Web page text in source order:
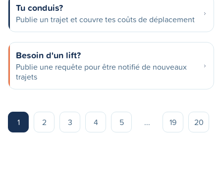
Tu conduis?
Publie un trajet et couvre tes coûts de déplacement
Besoin d'un lift?
Publie une requête pour être notifié de nouveaux
trajets
1 2 3 4 5 ... 19 20